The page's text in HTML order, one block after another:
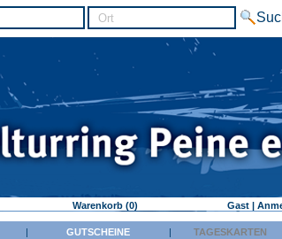
Warenkorb (0) Gast |
| GUTSCHEINE | TAGESKARTEN